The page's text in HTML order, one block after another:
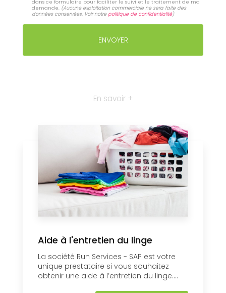
dans ce formulaire pour faciliter le suivi et le traitement de ma
demande. (Aucune exploitation commerciale ne sera faite des
données conservées. Voir notrepolitique de confidentialité)
En savoir +
Aide à l'entretien du linge
La société Run Services - SAP est votre
unique prestataire si vous souhaitez
obtenir une aide à l’entretien du linge....